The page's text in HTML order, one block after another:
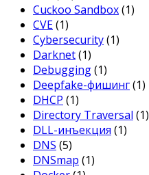
Cuckoo Sandbox(1)
CVE(1)
Cybersecurity(1)
Darknet(1)
Debugging(1)
Deepfake-фишинг(1)
DHCP (1)
Directory Traversal (1)
DLL-инъекция (1)
DNS (5)
DNSmap (1)